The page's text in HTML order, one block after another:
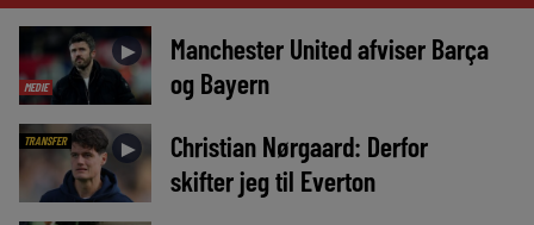
MEDIE
►
Manchester United afviser Barça
og Bayern
TRANSFER ►
Christian Nørgaard: Derfor
skifter jeg til Everton